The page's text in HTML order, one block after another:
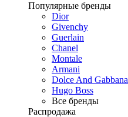
Популярные бренды
Dior
Givenchy
Guerlain
Chanel
Montale
Armani
Dolce And Gabbana
Hugo Boss
Все бренды
Распродажа